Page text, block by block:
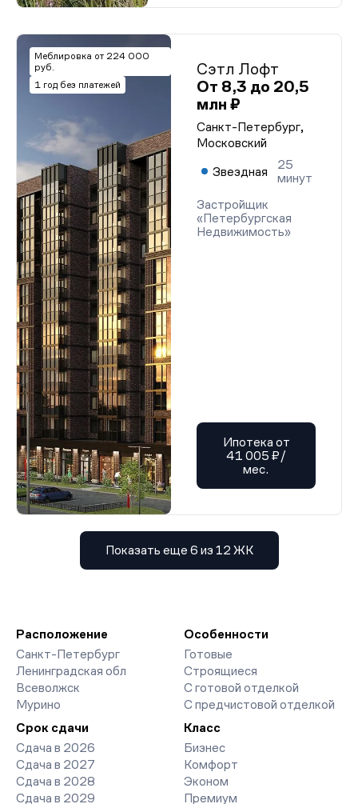
Меблировка от 224 000
руб.
1 год без платежей
Сэтл Лофт
От 8,3 до 20,5
млн ₽
Санкт-Петербург,
Московский
Звездная
25
минут
Застройщик
«Петербургская
Недвижимость»
Ипотека от
41 005 ₽/
мес.
Показать еще 6 из 12 ЖК
Расположение
Санкт-Петербург
Ленинградская обл
Всеволжск
Мурино
Особенности
Готовые
Строящиеся
С готовой отделкой
С предчистовой отделкой
Срок сдачи
Сдача в 2026
Сдача в 2027
Сдача в 2028
Сдача в 2029
Класс
Бизнес
Комфорт
Эконом
Премиум